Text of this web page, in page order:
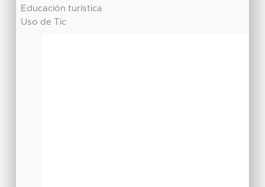
Educación turística
Uso de Tic